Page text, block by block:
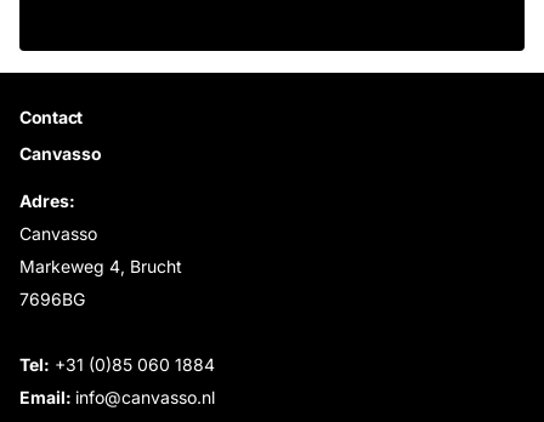
Contact
Canvasso
Adres:
Canvasso
Markeweg 4, Brucht
7696BG
Tel: +31 (0)85 060 1884
Email: info@canvasso.nl